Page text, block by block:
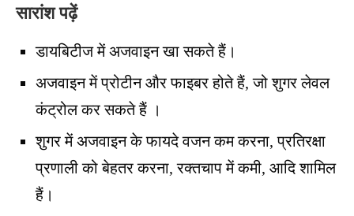
सारांश पढ़ें
डायबिटीज में अजवाइन खा सकते हैं।
अजवाइन में प्रोटीन और फाइबर होते हैं, जो शुगर लेवल
कंट्रोल कर सकते हैं ।
शुगर में अजवाइन के फायदे वजन कम करना, प्रतिरक्षा
प्रणाली को बेहतर करना, रक्तचाप में कमी, आदि शामिल
हैं।